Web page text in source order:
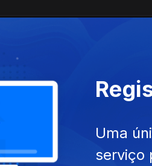
República, de Tarik Saleh, A
ciclos e uma sessão À Pala de
Universal, de Matthew
Uma
serviço